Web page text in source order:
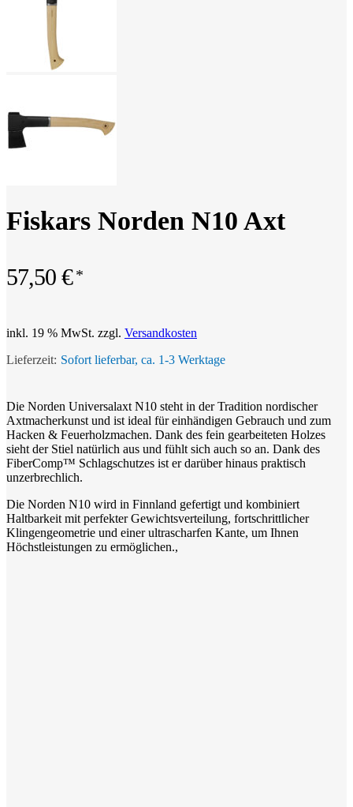
Fiskars Norden N10 Axt
57,50 €
inkl. 19 % MwSt. zzgl. Versandkosten
Sofort lieferbar, ca. 1-3 Werktage
Die Norden Universalaxt N10 steht in der Tradition nordischer
Axtmacherkunst und ist ideal für einhändigen Gebrauch und zum
Hacken & Feuerholzmachen. Dank des fein gearbeiteten Holzes
sieht der Stiel natürlich aus und fühlt sich auch so an. Dank des
FiberComp™ Schlagschutzes ist er darüber hinaus praktisch
unzerbrechlich.
Die Norden N10 wird in Finnland gefertigt und kombiniert
Haltbarkeit mit perfekter Gewichtsverteilung, fortschrittlicher
Klingengeometrie und einer ultrascharfen Kante, um Ihnen
Höchstleistungen zu ermöglichen.,